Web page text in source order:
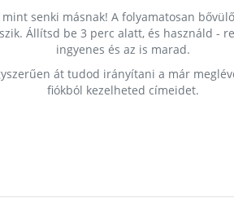
senki másnak! A folyamatosan
Állítsd be 3 perc alatt, és használd -
ingyenes és az is marad.
át tudod irányítani a már
fiókból kezelheted címeidet.